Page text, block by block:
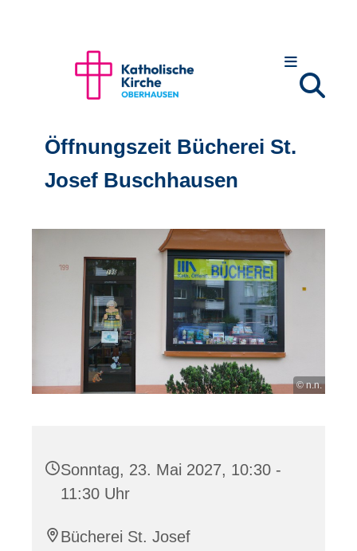
Öffnungszeit Bücherei St.
Josef Buschhausen
© n.n.
Sonntag, 23. Mai 2027, 10:30 -
11:30 Uhr
Bücherei St. Josef